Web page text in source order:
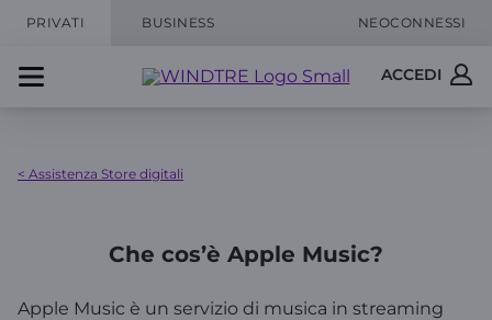
PRIVATI BUSINESS NEOCONNESSI
ACCEDI
< Assistenza Store digitali
Che cos’è Apple Music?
Apple Music è un servizio di musica in streaming